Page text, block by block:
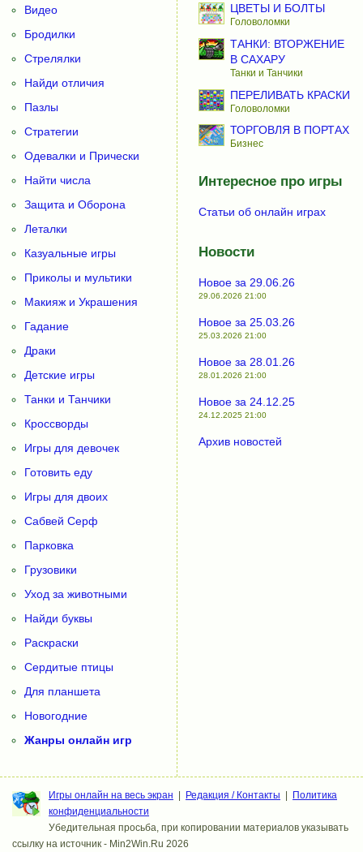
Видео
Бродилки
Стрелялки
Найди отличия
Пазлы
Стратегии
Одевалки и Прически
Найти числа
Защита и Оборона
Леталки
Казуальные игры
Приколы и мультики
Макияж и Украшения
Гадание
Драки
Детские игры
Танки и Танчики
Кроссворды
Игры для девочек
Готовить еду
Игры для двоих
Сабвей Серф
Парковка
Грузовики
Уход за животными
Найди буквы
Раскраски
Сердитые птицы
Для планшета
Новогодние
Жанры онлайн игр
ЦВЕТЫ И БОЛТЫ
Головоломки
ТАНКИ: ВТОРЖЕНИЕ
В САХАРУ
Танки и Танчики
ПЕРЕЛИВАТЬ КРАСКИ
Головоломки
ТОРГОВЛЯ В ПОРТАХ
Бизнес
Интересное про игры
Статьи об онлайн играх
Новости
Новое за 29.06.26
29.06.2026 21:00
Новое за 25.03.26
25.03.2026 21:00
Новое за 28.01.26
28.01.2026 21:00
Новое за 24.12.25
24.12.2025 21:00
Архив новостей
Игры онлайн на весь экран Редакция / Контакты
Политика
конфиденциальности
Убедительная просьба, при копировании материалов указывать
ссылку на источник - Min2Win.Ru 2026